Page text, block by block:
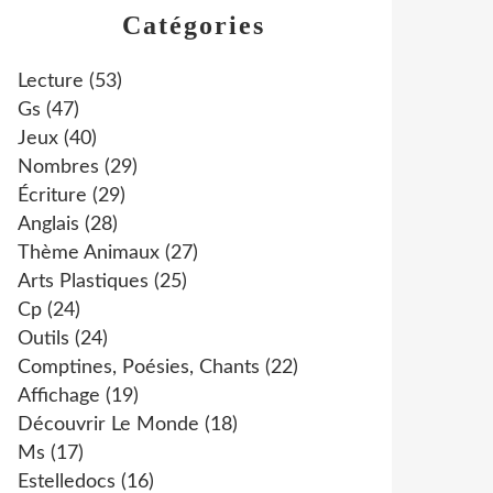
Catégories
Lecture (53)
Gs (47)
Jeux (40)
Nombres (29)
Écriture (29)
Anglais (28)
Thème Animaux (27)
Arts Plastiques (25)
Cp (24)
Outils (24)
Comptines, Poésies, Chants (22)
Affichage (19)
Découvrir Le Monde (18)
Ms (17)
Estelledocs (16)